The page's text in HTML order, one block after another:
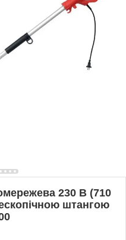
230 В (710
штангою